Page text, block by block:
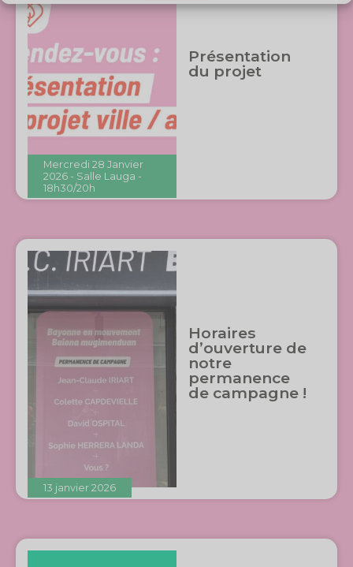
Mercredi 28 Janvier
2026 - Salle Lauga -
18h30/20h
Présentation
du projet
13 janvier 2026
Horaires
d’ouverture de
notre
permanence
de campagne !